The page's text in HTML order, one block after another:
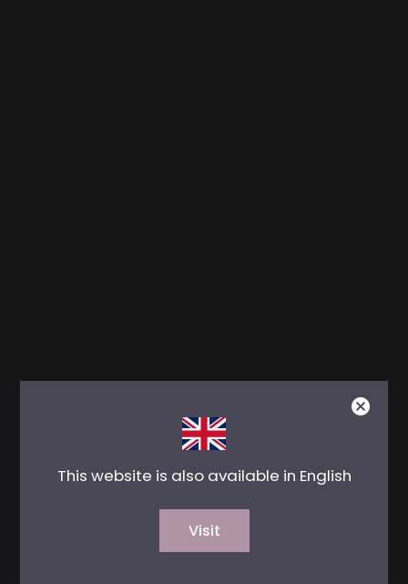
This website is also available in English
Visit